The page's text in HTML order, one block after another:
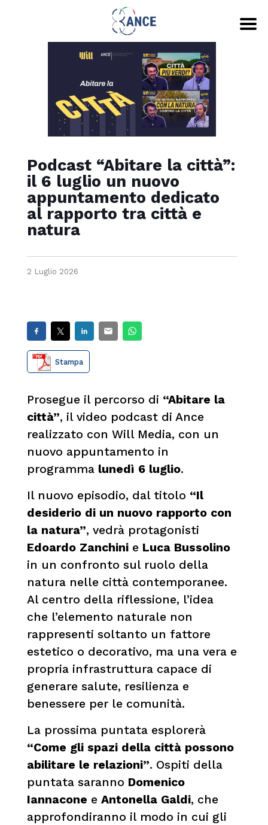
Podcast “Abitare la città”:
il 6 luglio un nuovo
appuntamento dedicato
al rapporto tra città e
natura
2 Luglio 2026
Stampa
Prosegue il percorso di “Abitare la
città”, il video podcast di Ance
realizzato con Will Media, con un
nuovo appuntamento in
programma lunedì 6 luglio.
Il nuovo episodio, dal titolo “Il
desiderio di un nuovo rapporto con
la natura”, vedrà protagonisti
Edoardo Zanchinie Luca Bussolino
in un confronto sul ruolo della
natura nelle città contemporanee.
Al centro della riflessione, l’idea
che l’elemento naturale non
rappresenti soltanto un fattore
estetico o decorativo, ma una vera e
propria infrastruttura capace di
generare salute, resilienza e
benessere per le comunità.
La prossima puntata esplorerà
“Come gli spazi della città possono
abilitare le relazioni”. Ospiti della
puntata saranno Domenico
Iannacone e Antonella Galdi, che
approfondiranno il modo in cui gli